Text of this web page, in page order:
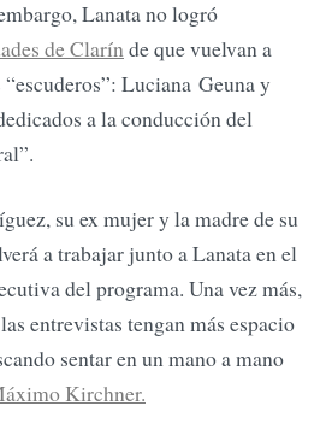
Lanata no logró
de Clarín de que vuelvan a
“escuderos”: Luciana Geuna y
a la conducción del
su ex mujer y la madre de su
a trabajar junto a Lanata en el
del programa. Una vez más,
entrevistas tengan más espacio
sentar en un mano a mano
Kirchner.